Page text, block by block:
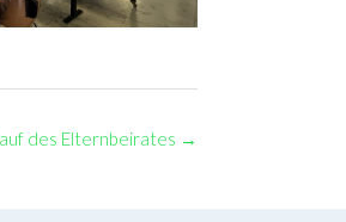
des Elternbeirates →